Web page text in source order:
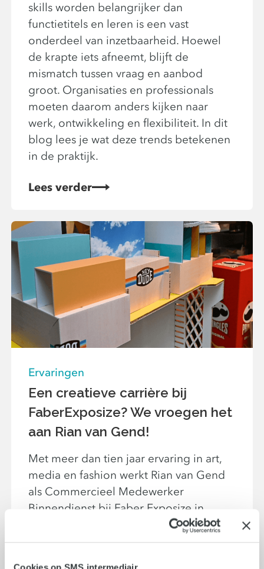
Cookies op SMS intermediair
skills worden belangrijker dan
functietitels en leren is een vast
onderdeel van inzetbaarheid. Hoewel
de krapte iets afneemt, blijft de
mismatch tussen vraag en aanbod
groot. Organisaties en professionals
moeten daarom anders kijken naar
werk, ontwikkeling en flexibiliteit. In dit
blog lees je wat deze trends betekenen
in de praktijk.
Lees verder
Ervaringen
Een creatieve carrière bij
FaberExposize? We vroegen het
aan Rian van Gend!
Met meer dan tien jaar ervaring in art,
media en fashion werkt Rian van Gend
als Commercieel Medewerker
Binnendienst bij Faber Exposize in
Amsterdam. In deze Q&A vertelt hij over